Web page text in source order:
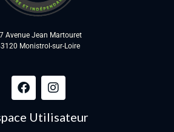
Avenue Jean Martouret
Monistrol-sur-Loire
Utilisateur